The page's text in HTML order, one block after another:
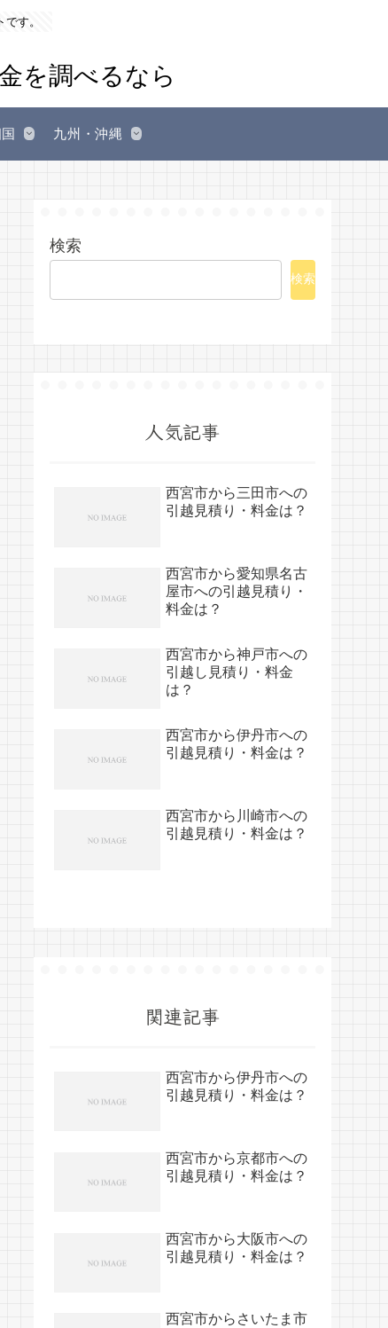
す。
九州・沖縄
検索
検索
人気記事
西宮市から三田市への
引越見積り・料金は？
西宮市から愛知県名古
屋市への引越見積り・
料金は？
西宮市から神戸市への
引越し見積り・料金
は？
西宮市から伊丹市への
引越見積り・料金は？
西宮市から川崎市への
引越見積り・料金は？
関連記事
西宮市から伊丹市への
引越見積り・料金は？
西宮市から京都市への
引越見積り・料金は？
西宮市から大阪市への
引越見積り・料金は？
西宮市からさいたま市